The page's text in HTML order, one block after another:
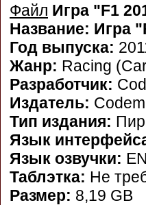
Файл Игра "F1
Название: Игра
Год выпуска:
Жанр: Racing
Разработчик:
Издатель:
Тип издания:
Язык
Язык озвучки:
Таблэтка: Не
Размер: 8,19 GB